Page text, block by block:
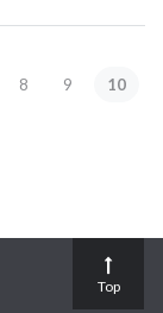
8 9 10
Top